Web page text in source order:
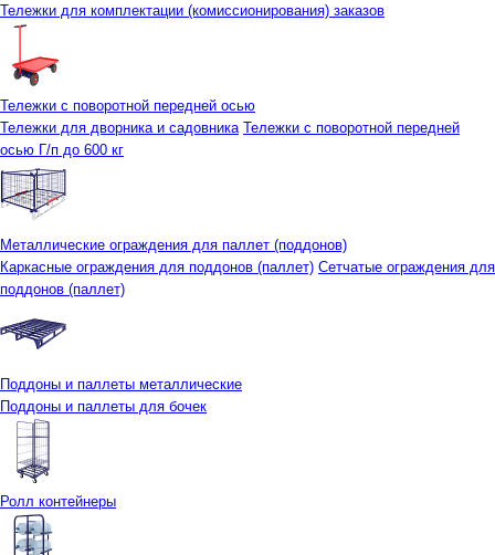
Тележки для комплектации (комиссионирования) заказов
Тележки с поворотной передней осью
Тележки для дворника и садовника Тележки с поворотной передней
осью Г/п до 600 кг
Металлические ограждения для паллет (поддонов)
Каркасные ограждения для поддонов (паллет) Сетчатые ограждения для
поддонов (паллет)
Поддоны и паллеты металлические
Поддоны и паллеты для бочек
Ролл контейнеры